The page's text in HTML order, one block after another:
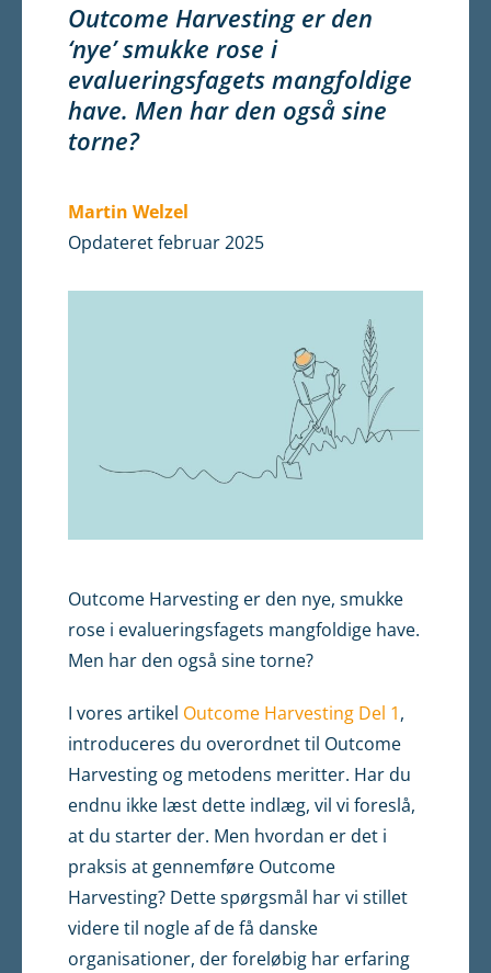
Outcome Harvesting er den
‘nye’ smukke rose i
evalueringsfagets mangfoldige
have. Men har den også sine
torne?
Martin Welzel
Opdateret februar 2025
Outcome Harvesting er den nye, smukke
rose i evalueringsfagets mangfoldige have.
Men har den også sine torne?
I vores artikel Outcome Harvesting Del 1,
introduceres du overordnet til Outcome
Harvesting og metodens meritter. Har du
endnu ikke læst dette indlæg, vil vi foreslå,
at du starter der. Men hvordan er det i
praksis at gennemføre Outcome
Harvesting? Dette spørgsmål har vi stillet
videre til nogle af de få danske
organisationer, der foreløbig har erfaring